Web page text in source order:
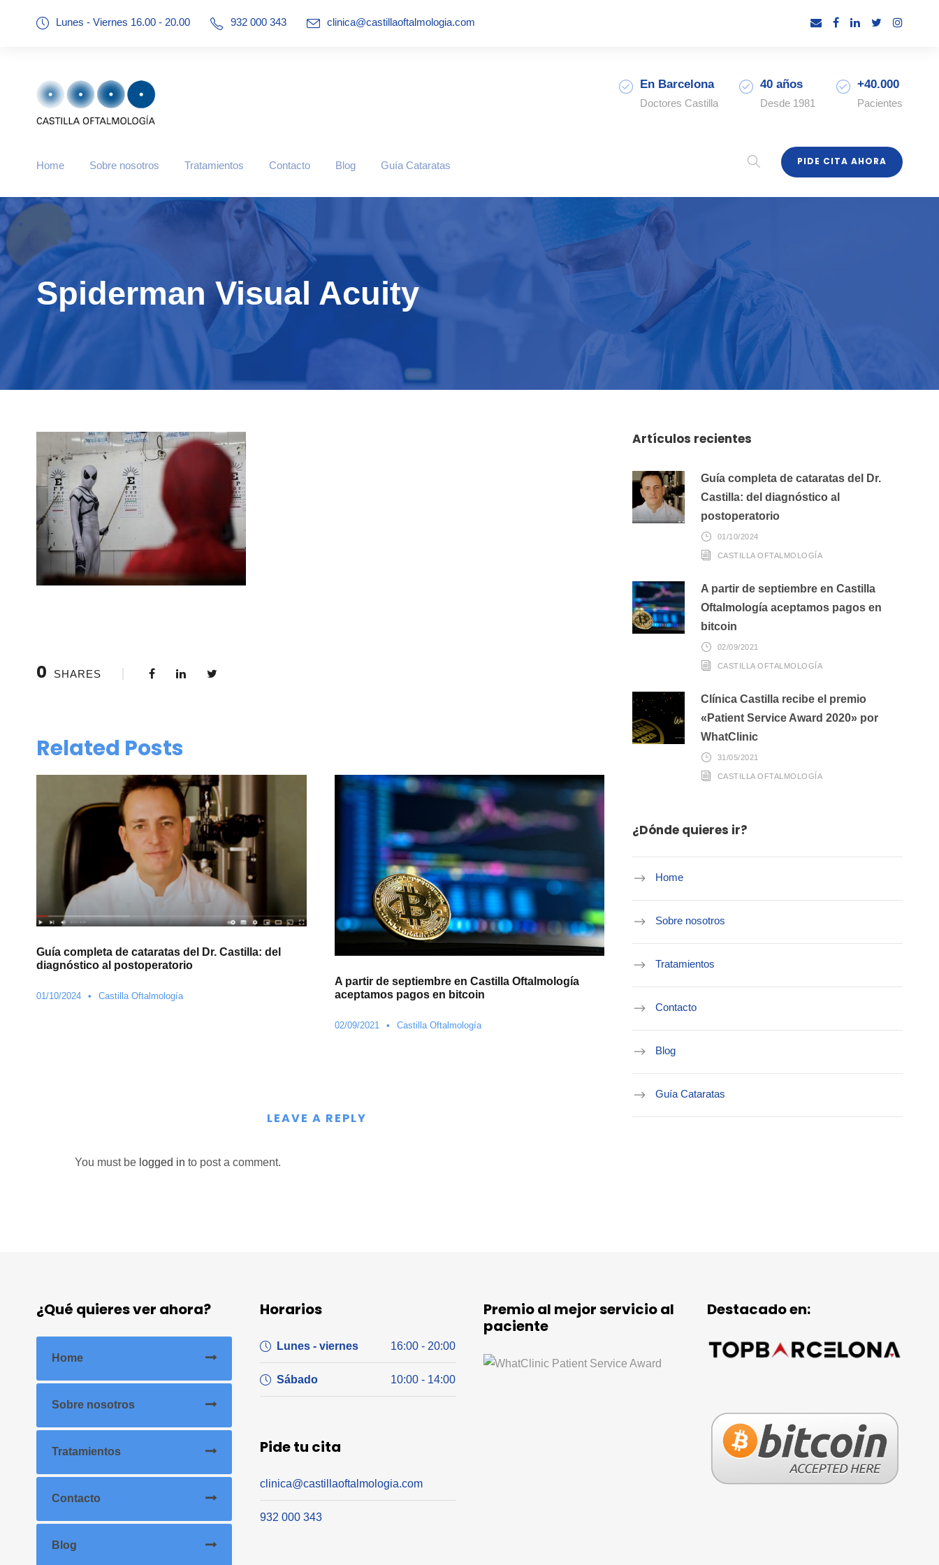
Lunes - Viernes 16.00 - 20.00 932 000 343 clinica@castillaoftalmologia.com
En Barcelona
Doctores Castilla
40 años
Desde 1981
+40.000
Pacientes
Home Sobre nosotros Tratamientos Contacto Blog Guía Cataratas PIDE CITA AHORA
Spiderman Visual Acuity
0 SHARES
Related Posts
Guía completa de cataratas del Dr. Castilla: del
diagnóstico al postoperatorio
01/10/2024 • Castilla Oftalmología
A partir de septiembre en Castilla Oftalmología
aceptamos pagos en bitcoin
02/09/2021 • Castilla Oftalmología
LEAVE A REPLY
You must be logged in to post a comment.
Artículos recientes
Guía completa de cataratas del Dr.
Castilla: del diagnóstico al
postoperatorio
01/10/2024
CASTILLA OFTALMOLOGÍA
A partir de septiembre en Castilla
Oftalmología aceptamos pagos en
bitcoin
02/09/2021
CASTILLA OFTALMOLOGÍA
Clínica Castilla recibe el premio
«Patient Service Award 2020» por
WhatClinic
31/05/2021
CASTILLA OFTALMOLOGÍA
¿Dónde quieres ir?
Home
Sobre nosotros
Tratamientos
Contacto
Blog
Guía Cataratas
¿Qué quieres ver ahora?
Home
Sobre nosotros
Tratamientos
Contacto
Blog
Horarios
Lunes - viernes 16:00 - 20:00
Sábado 10:00 - 14:00
Pide tu cita
clinica@castillaoftalmologia.com
932 000 343
Premio al mejor servicio al
paciente
Destacado en: